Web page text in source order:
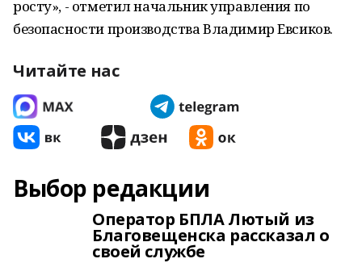
росту», - отметил начальник управления по
безопасности производства Владимир Евсиков.
Читайте нас
Выбор редакции
Оператор БПЛА Лютый из
Благовещенска рассказал о
своей службе